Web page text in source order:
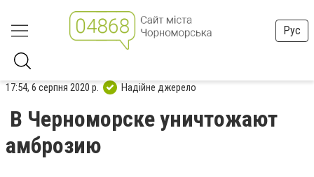
Рус
17:54, 6 серпня 2020 р. Надійне джерело
В Черноморске уничтожают
амброзию